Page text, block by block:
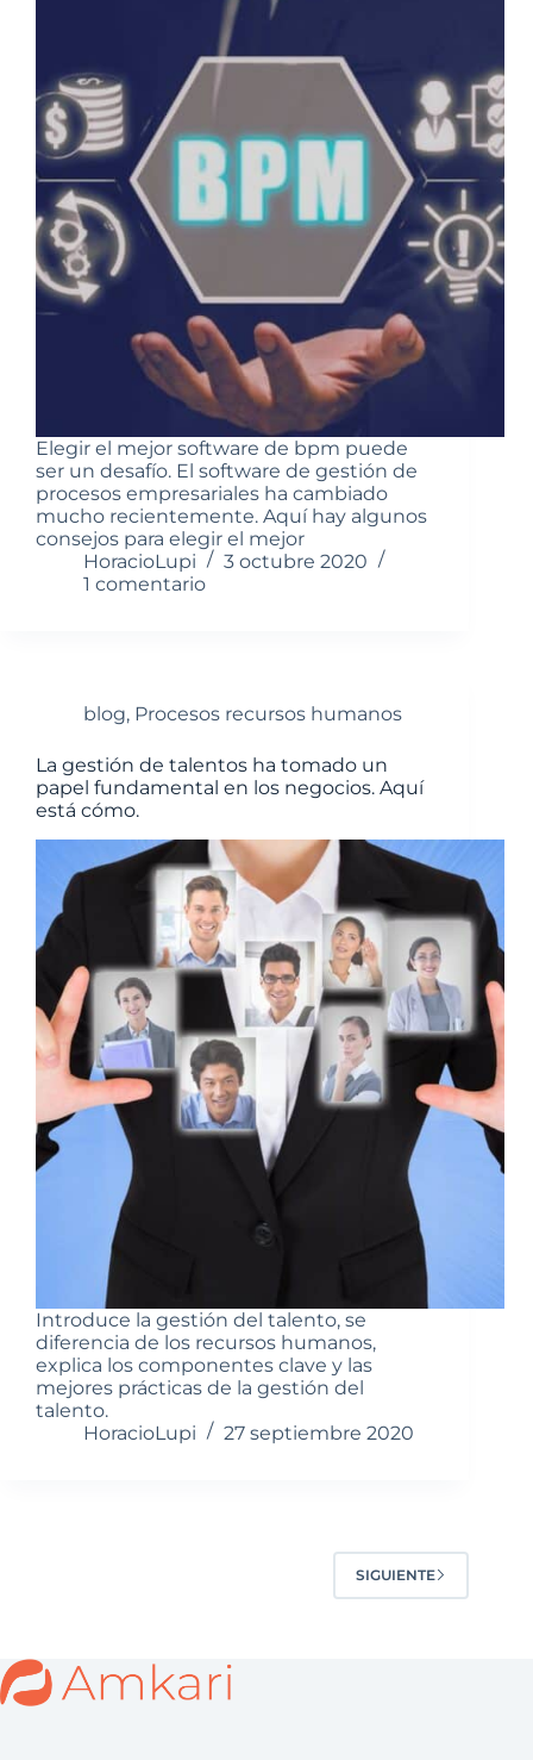
Elegir el mejor software de bpm puede
ser un desafío. El software de gestión de
procesos empresariales ha cambiado
mucho recientemente. Aquí hay algunos
consejos para elegir el mejor
HoracioLupi
3 octubre 2020
1 comentario
blog, Procesos recursos humanos
La gestión de talentos ha tomado un
papel fundamental en los negocios. Aquí
está cómo.
Introduce la gestión del talento, se
diferencia de los recursos humanos,
explica los componentes clave y las
mejores prácticas de la gestión del
talento.
HoracioLupi
27 septiembre 2020
SIGUIENTE